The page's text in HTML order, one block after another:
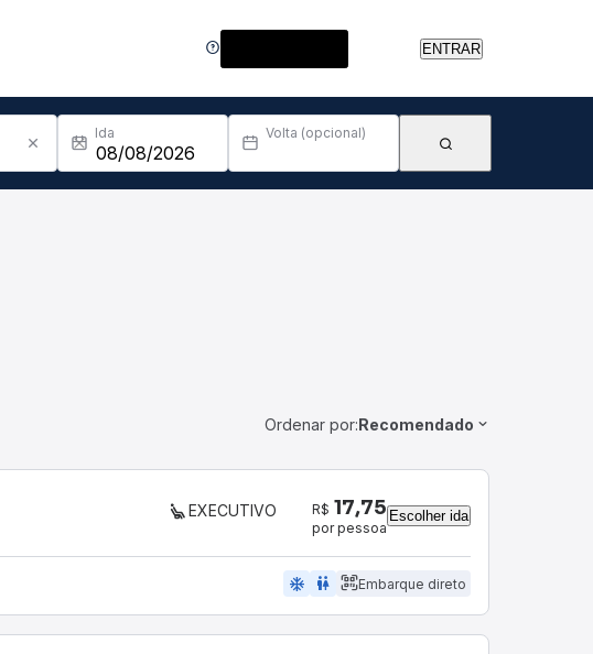
ENTRAR
Ida Volta (opcional)
Ordenar por:Recomendado
EXECUTIVO R$ 17,75
por pessoa
Escolher ida
ac_unit wc Embarque direto